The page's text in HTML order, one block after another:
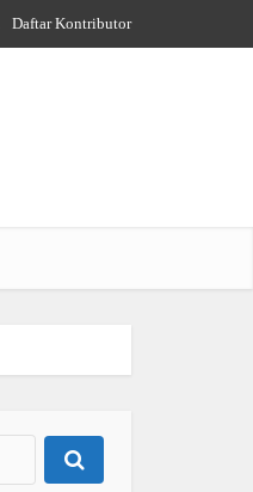
Daftar Kontributor